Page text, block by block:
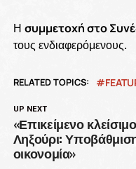
Η συμμετοχή στο
τους ενδιαφερόμενους.
RELATED TOPICS:
UP NEXT
«Επικείμενο
Ληξούρι:
οικονομία»